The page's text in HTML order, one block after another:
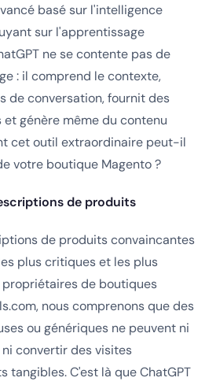
basé sur l'intelligence
sur l'apprentissage
ne se contente pas de
: il comprend le contexte,
de conversation, fournit des
génère même du contenu
cet outil extraordinaire peut-il
votre boutique Magento ?
de produits
de produits convaincantes
plus critiques et les plus
de boutiques
nous comprenons que des
ou génériques ne peuvent ni
convertir des visites
tangibles. C'est là que ChatGPT